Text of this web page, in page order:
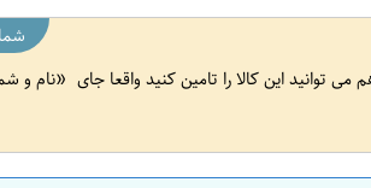
توانید این کالا را تامین کنید واقعا جای
نام و